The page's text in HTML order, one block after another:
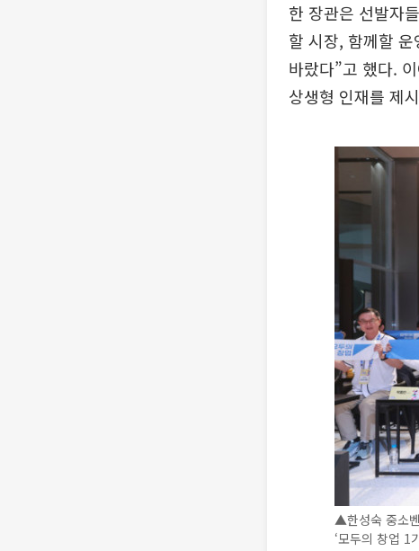
한 장관은 선발자
할 시장, 함께할
바랐다”고 했다.
상생형 인재를 제
▲한성숙 중소
‘모두의 창업 1